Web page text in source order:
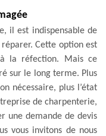
il est indispensable de
Cette option est
la réfection. Mais ce
sur le long terme. Plus
nécessaire, plus l’état
de charpenterie,
une demande de devis
vous invitons de nous